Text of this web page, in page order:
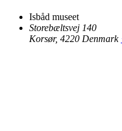
Isbåd museet
Storebæltsvej 140
Korsør, 4220 Denmark